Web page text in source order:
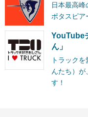
日本最高
ボタスピア
YouTube
ん」
トラック
んたち）が
す！